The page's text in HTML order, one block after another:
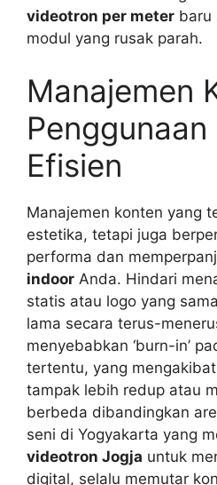
videotron per meter baru
modul yang rusak parah.
Manajemen
Penggunaan
Efisien
Manajemen konten yang
estetika, tetapi juga
performa dan
indoor Anda. Hindari
statis atau logo yang
lama secara terus-
menyebabkan ‘burn-in’
tertentu, yang
tampak lebih redup atau
berbeda dibandingkan
seni di Yogyakarta yang
videotron Jogja untuk
digital, selalu memutar